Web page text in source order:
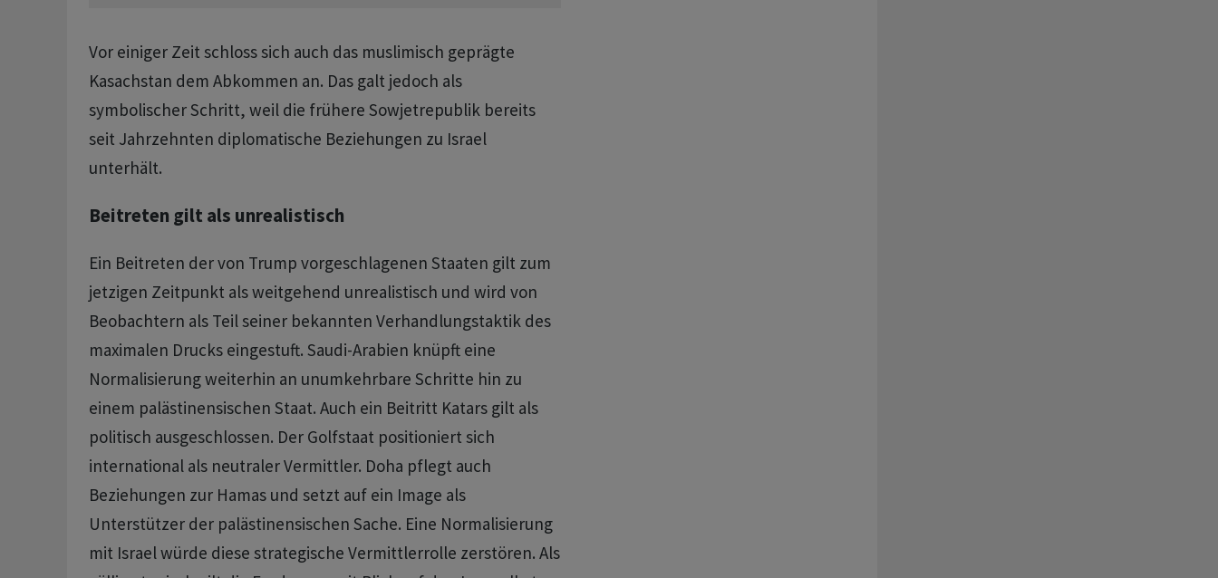
Vor einiger Zeit schloss sich auch das muslimisch geprägte
Kasachstan dem Abkommen an. Das galt jedoch als
symbolischer Schritt, weil die frühere Sowjetrepublik bereits
seit Jahrzehnten diplomatische Beziehungen zu Israel
unterhält.
Beitreten gilt als unrealistisch
Ein Beitreten der von Trump vorgeschlagenen Staaten gilt zum
jetzigen Zeitpunkt als weitgehend unrealistisch und wird von
Beobachtern als Teil seiner bekannten Verhandlungstaktik des
maximalen Drucks eingestuft. Saudi-Arabien knüpft eine
Normalisierung weiterhin an unumkehrbare Schritte hin zu
einem palästinensischen Staat. Auch ein Beitritt Katars gilt als
politisch ausgeschlossen. Der Golfstaat positioniert sich
international als neutraler Vermittler. Doha pflegt auch
Beziehungen zur Hamas und setzt auf ein Image als
Unterstützer der palästinensischen Sache. Eine Normalisierung
mit Israel würde diese strategische Vermittlerrolle zerstören. Als